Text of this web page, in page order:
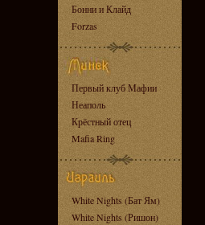
Бонни и Клайд
Forzas
Первый клуб Мафии
Неаполь
Крёстный отец
Mafia Ring
White Nights (Бат Ям)
White Nights (Ришон)